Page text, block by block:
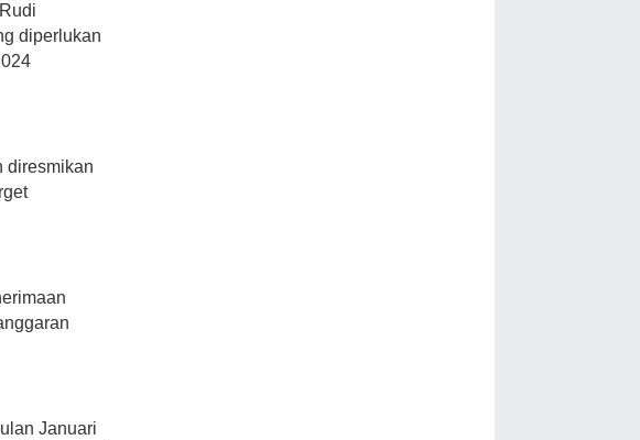
diperlukan
diresmikan
Januari